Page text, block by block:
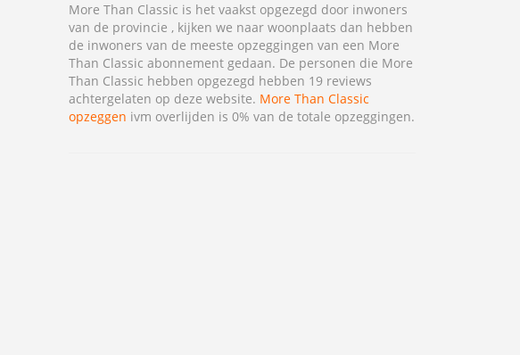
More Than Classic is het vaakst opgezegd door inwoners
van de provincie , kijken we naar woonplaats dan hebben
de inwoners van de meeste opzeggingen van een More
Than Classic abonnement gedaan. De personen die More
Than Classic hebben opgezegd hebben 19 reviews
achtergelaten op deze website. More Than Classic
opzeggen ivm overlijden is 0% van de totale opzeggingen.